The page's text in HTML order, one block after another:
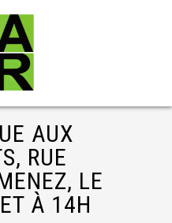
AUX
RUE
LE
À 14H